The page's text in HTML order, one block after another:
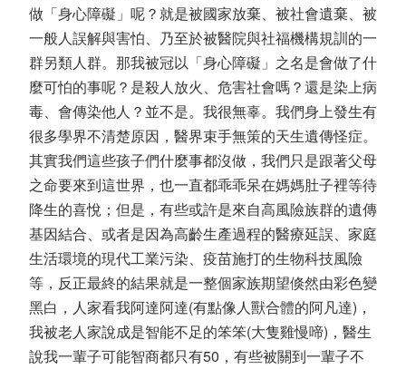
做「身心障礙」呢？就是被國家放棄、被社會遺棄、被
一般人誤解與害怕、乃至於被醫院與社福機構規訓的一
群另類人群。那我被冠以「身心障礙」之名是會做了什
麼可怕的事呢？是殺人放火、危害社會嗎？還是染上病
毒、會傳染他人？並不是。我很無辜。我們身上發生有
很多學界不清楚原因，醫界束手無策的天生遺傳怪症。
其實我們這些孩子們什麼事都沒做，我們只是跟著父母
之命要來到這世界，也一直都乖乖呆在媽媽肚子裡等待
降生的喜悅；但是，有些或許是來自高風險族群的遺傳
基因結合、或者是因為高齡生產過程的醫療延誤、家庭
生活環境的現代工業污染、疫苗施打的生物科技風險
等，反正最終的結果就是一整個家族期望倏然由彩色變
黑白，人家看我阿達阿達(有點像人獸合體的阿凡達)，
我被老人家說成是智能不足的笨笨(大隻雞慢啼)，醫生
說我一輩子可能智商都只有50，有些被關到一輩子不